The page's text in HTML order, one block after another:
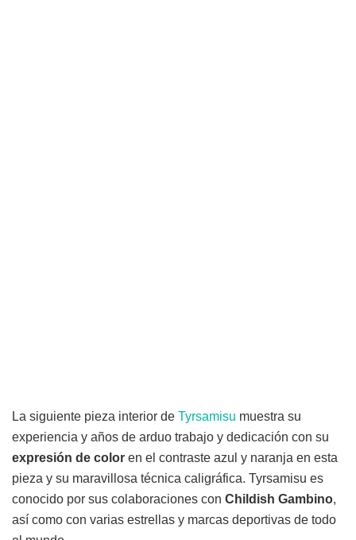
La siguiente pieza interior de Tyrsamisu muestra su
experiencia y años de arduo trabajo y dedicación con su
expresión de color en el contraste azul y naranja en esta
pieza y su maravillosa técnica caligráfica. Tyrsamisu es
conocido por sus colaboraciones con Childish Gambino,
así como con varias estrellas y marcas deportivas de todo